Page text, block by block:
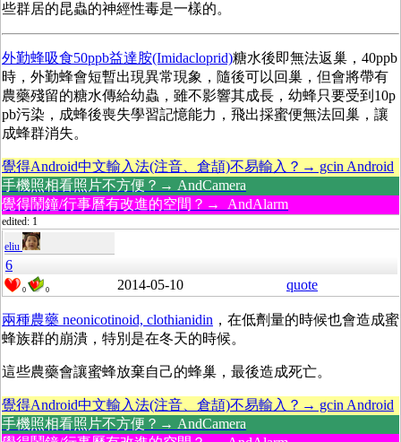
些群居的昆蟲的神經性毒是一樣的。
外勤蜂吸食50ppb益達胺(Imidacloprid)糖水後即無法返巢，40ppb
時，外勤蜂會短暫出現異常現象，隨後可以回巢，但會將帶有
農藥殘留的糖水傳給幼蟲，雖不影響其成長，幼蜂只要受到10p
pb污染，成蜂後喪失學習記憶能力，飛出採蜜便無法回巢，讓
成蜂群消失。
覺得Android中文輸入法(注音、倉頡)不易輸入？→ gcin Android
手機照相看照片不方便？→ AndCamera
覺得鬧鐘/行事曆有改進的空間？→ AndAlarm
edited: 1
eliu
6
0 0 2014-05-10 quote
兩種農藥 neonicotinoid, clothianidin ，在低劑量的時候也會造成蜜
蜂族群的崩潰，特別是在冬天的時候。
這些農藥會讓蜜蜂放棄自己的蜂巢，最後造成死亡。
覺得Android中文輸入法(注音、倉頡)不易輸入？→ gcin Android
手機照相看照片不方便？→ AndCamera